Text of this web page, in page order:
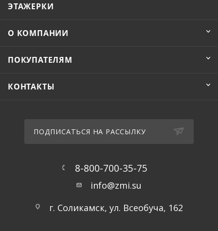
ЭТАЖЕРКИ
О КОМПАНИИ
ПОКУПАТЕЛЯМ
КОНТАКТЫ
ПОДПИСАТЬСЯ НА РАССЫЛКУ
8-800-700-35-75
info@zmi.su
г. Соликамск, ул. Всеобуча, 162